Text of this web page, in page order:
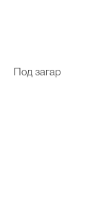
Под загар